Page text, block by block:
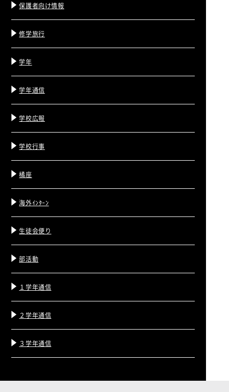
保護者向け情報
修学旅行
学年
学年通信
学校広報
学校行事
橘座
海外ｲﾝﾀｰﾝ
生徒会便り
部活動
１学年通信
２学年通信
３学年通信